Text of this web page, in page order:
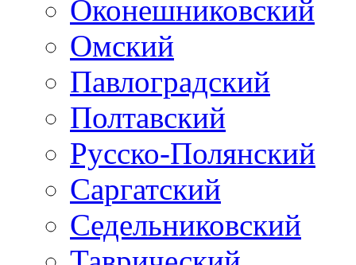
Оконешниковский
Омский
Павлоградский
Полтавский
Русско-Полянский
Саргатский
Седельниковский